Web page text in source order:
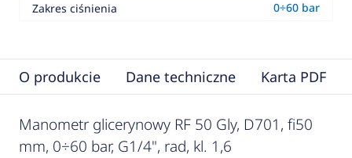
Zakres ciśnienia
0÷60 bar
O produkcie Dane techniczne Karta PDF
Manometr glicerynowy RF 50 Gly, D701, fi50
mm, 0÷60 bar, G1/4", rad, kl. 1,6